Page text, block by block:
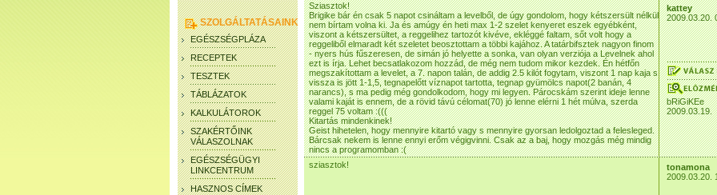
SZOLGÁLTATÁSAINK
EGÉSZSÉGPLÁZA
RECEPTEK
TESZTEK
TÁBLÁZATOK
KALKULÁTOROK
SZAKÉRTŐINK
VÁLASZOLNAK
EGÉSZSÉGÜGYI
LINKCENTRUM
HASZNOS CÍMEK
Sziasztok!
Brigike bár én csak 5 napot csináltam a levelből, de úgy gondolom, hogy kétszersült nélkül
nem bírtam volna ki. Ja és amúgy én heti max 1-2 szelet kenyeret eszek egyébként,
viszont a kétszersültet, a reggelihez tartozót kivéve, ekléggé faltam, sőt volt hogy a
reggeliből elmaradt két szeletet beosztottam a többi kajához. A tatárbifsztek nagyon finom
- nyers hús fűszeresen, de simán jó helyette a sonka, van olyan verziója a Levelnek ahol
ezt is írja. Lehet becsatlakozom hozzád, de még nem tudom mikor kezdek. Én hétfőn
megszakítottam a levelet, a 7. napon talán, de addig 2.5 kilót fogytam, viszont 1 nap kaja s
vissza is jött 1-1,5, tegnapelőtt víznapot tartotta, tegnap gyümölcs napot(2 banán, 4
narancs), s ma pedig még gondolkodom, hogy mi legyen. Párocskám szerint ideje lenne
valami kaját is ennem, de a rövid távú célomat(70) jó lenne elérni 1 hét múlva, szerda
reggel 75 voltam :(((
Kitartás mindenkinek!
Geist hihetelen, hogy mennyire kitartó vagy s mennyire gyorsan ledolgoztad a felesleged.
Bárcsak nekem is lenne ennyi erőm végigvinni. Csak az a baj, hogy mozgás még mindig
nincs a programomban :(
kattey
2009.03.20.
bRiGiKEe
2009.03.19.
sziasztok!
tonamona
2009.03.20.